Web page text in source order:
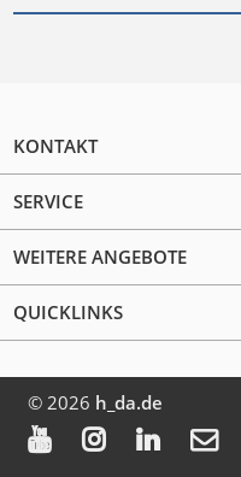
KONTAKT
SERVICE
WEITERE ANGEBOTE
QUICKLINKS
© 2026 h_da.de
   